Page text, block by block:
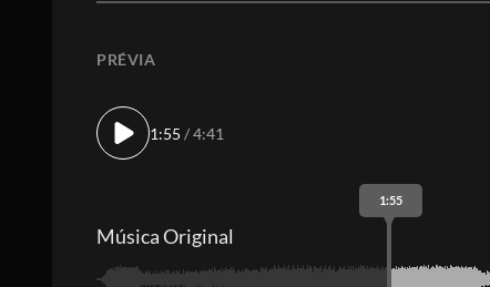
PRÉVIA
1:55 / 4:41
1:55
Música Original